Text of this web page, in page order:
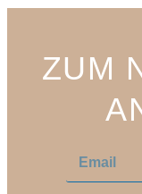
ZUM
a